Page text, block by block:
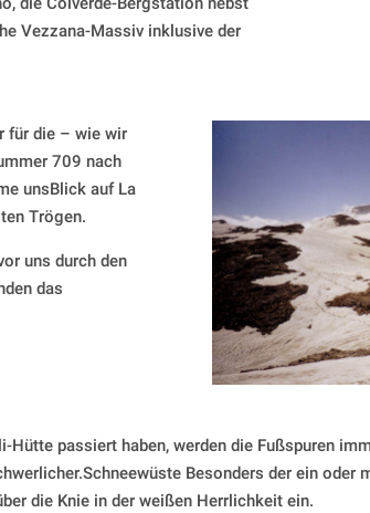
Vezzana-Massiv inklusive der
für die – wie wir
709 nach
unsBlick auf La
Trögen.
uns durch den
das
passiert haben, werden die Fußspuren
Besonders der ein oder
die Knie in der weißen Herrlichkeit ein.